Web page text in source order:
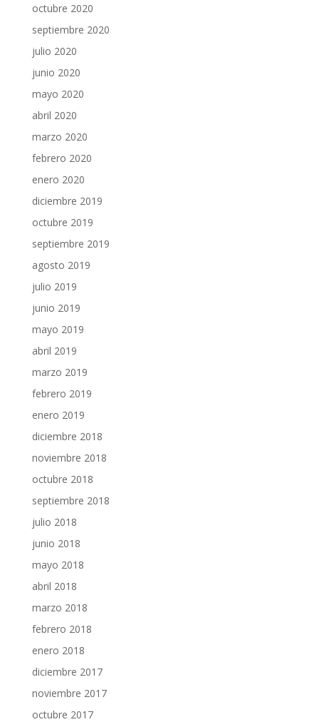
octubre 2020
septiembre 2020
julio 2020
junio 2020
mayo 2020
abril 2020
marzo 2020
febrero 2020
enero 2020
diciembre 2019
octubre 2019
septiembre 2019
agosto 2019
julio 2019
junio 2019
mayo 2019
abril 2019
marzo 2019
febrero 2019
enero 2019
diciembre 2018
noviembre 2018
octubre 2018
septiembre 2018
julio 2018
junio 2018
mayo 2018
abril 2018
marzo 2018
febrero 2018
enero 2018
diciembre 2017
noviembre 2017
octubre 2017